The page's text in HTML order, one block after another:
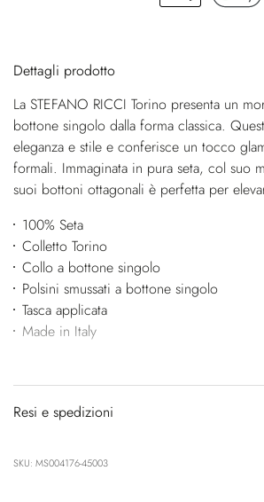
Dettagli prodotto
La STEFANO RICCI Torino presenta un
bottone singolo dalla forma classica.
eleganza e stile e conferisce un tocco
formali. Immaginata in pura seta, col suo
suoi bottoni ottagonali è perfetta per
100% Seta
Colletto Torino
Collo a bottone singolo
Polsini smussati a bottone singolo
Tasca applicata
Made in Italy
Resi e spedizioni
SKU: MS004176-45003